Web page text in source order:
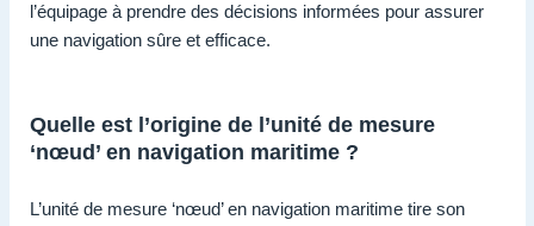
l’équipage à prendre des décisions informées pour assurer
une navigation sûre et efficace.
Quelle est l’origine de l’unité de mesure
‘nœud’ en navigation maritime ?
L’unité de mesure ‘nœud’ en navigation maritime tire son